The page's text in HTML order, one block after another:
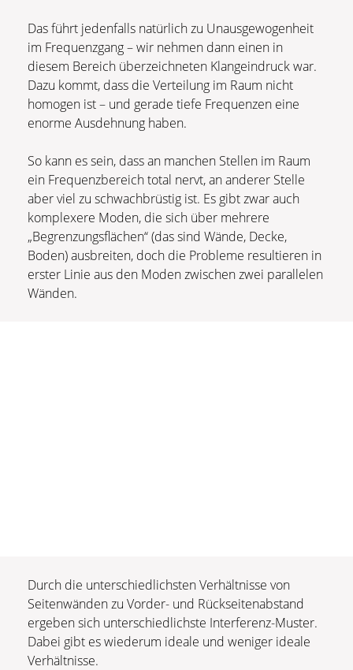
Das führt jedenfalls natürlich zu Unausgewogenheit
im Frequenzgang – wir nehmen dann einen in
diesem Bereich überzeichneten Klangeindruck war.
Dazu kommt, dass die Verteilung im Raum nicht
homogen ist – und gerade tiefe Frequenzen eine
enorme Ausdehnung haben.
So kann es sein, dass an manchen Stellen im Raum
ein Frequenzbereich total nervt, an anderer Stelle
aber viel zu schwachbrüstig ist. Es gibt zwar auch
komplexere Moden, die sich über mehrere
„Begrenzungsflächen“ (das sind Wände, Decke,
Boden) ausbreiten, doch die Probleme resultieren in
erster Linie aus den Moden zwischen zwei parallelen
Wänden.
Durch die unterschiedlichsten Verhältnisse von
Seitenwänden zu Vorder- und Rückseitenabstand
ergeben sich unterschiedlichste Interferenz-Muster.
Dabei gibt es wiederum ideale und weniger ideale
Verhältnisse.